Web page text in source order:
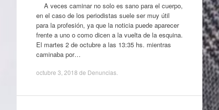
A veces caminar no solo es sano para el cuerpo,
en el caso de los periodistas suele ser muy útil
para la profesión, ya que la noticia puede aparecer
frente a uno o como dicen a la vuelta de la esquina.
El martes 2 de octubre a las 13:35 hs. mientras
caminaba por…
octubre 3, 2018 de Denuncias.